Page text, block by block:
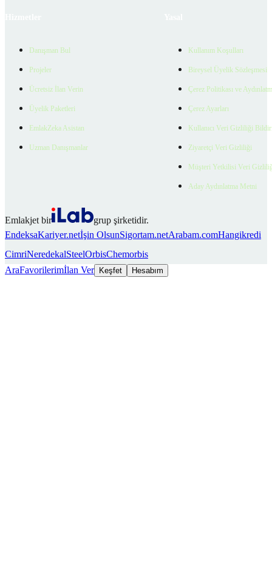
Danışman Bul
Projeler
Ücretsiz İlan Verin
Üyelik Paketleri
EmlakZeka Asistan
Uzman Danışmanlar
Kullanım Koşulları
Bireysel Üyelik Sözleşmesi
Çerez Politikası ve
Çerez Ayarları
Kullanıcı Veri Gizliliği
Ziyaretçi Veri Gizliliği
Müşteri Yetkilisi Veri
Aday Aydınlatma Metni
Emlakjet bir
grup şirketidir.
EndeksaKariyer.netİşin OlsunSigortam.netArabam.comHangikredi
CimriNeredekalSteelOrbisChemorbis
AraFavorilerimİlan Ver Keşfet Hesabım